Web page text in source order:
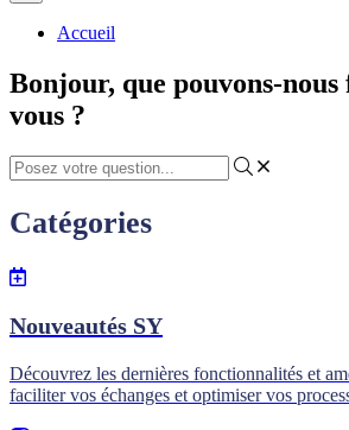
Accueil
Bonjour, que pouvons-
vous ?
Catégories
Nouveautés SY
Découvrez les dernières fonctionnalités et
faciliter vos échanges et optimiser vos